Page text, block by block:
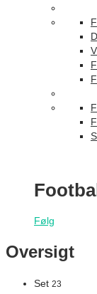
Følg
Oversigt
Set 23